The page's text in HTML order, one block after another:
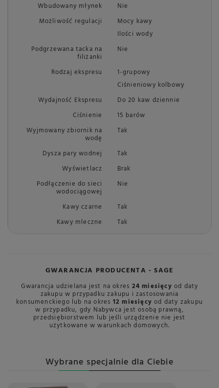
Wbudowany młynek
Nie
Możliwość regulacji
Mocy kawy
Ilości wody
Podgrzewana tacka na
filiżanki
Nie
Rodzaj ekspresu
1-grupowy
Ciśnieniowy kolbowy
Wydajność Ekspresu
Do 20 kaw dziennie
Ciśnienie
15 barów
Wyjmowany zbiornik na
wodę
Tak
Dysza pary wodnej
Tak
Wyświetlacz
Brak
Podłączenie do sieci
wodociągowej
Nie
Kawy czarne
Tak
Kawy mleczne
Tak
GWARANCJA PRODUCENTA - SAGE
Gwarancja udzielana jest na okres 24 miesięcy od daty
zakupu w przypadku zakupu i zastosowania
konsumenckiego lub na okres 12 miesięcy od daty zakupu
w przypadku, gdy Nabywca jest osobą prawną,
przedsiębiorstwem lub jeśli urządzenie nie jest
użytkowane w warunkach domowych.
Wybrane specjalnie dla Ciebie